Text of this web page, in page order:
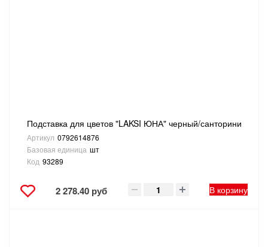
Подставка для цветов "LAKSI ЮНА" черный/санторини
Артикул 0792614876
Базовая единица шт
Код 93289
2 278.40 руб В корзину